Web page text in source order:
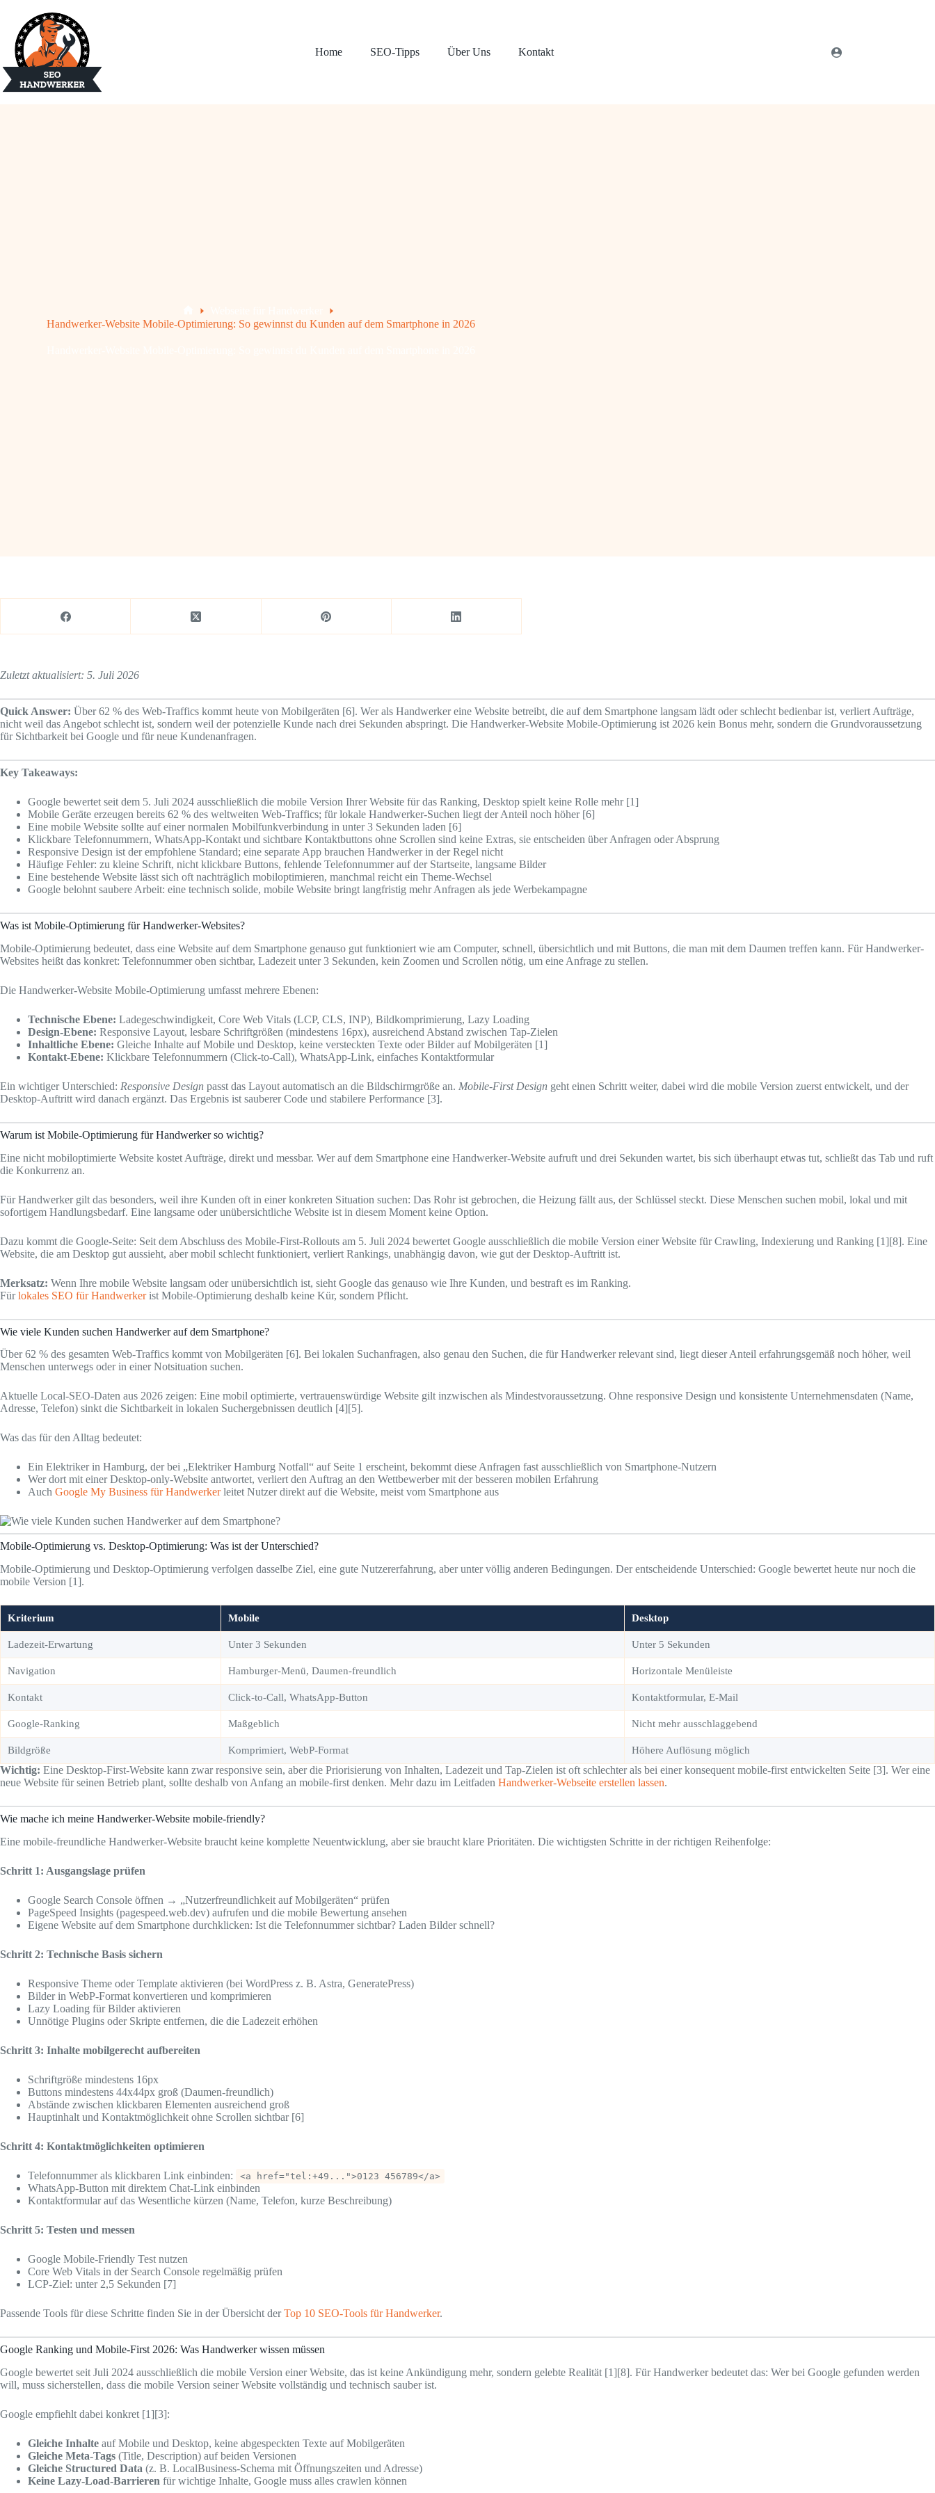
Home SEO-Tipps Über Uns Kontakt
Handwerker-Website Mobile-Optimierung: So gewinnst du Kunden auf dem Smartphone in 2026
Zuletzt aktualisiert: 5. Juli 2026
Quick Answer: Über 62 % des Web-Traffics kommt heute von Mobilgeräten [6]. Wer als Handwerker eine Website betreibt, die auf dem Smartphone langsam lädt oder schlecht bedienbar ist, verliert Aufträge,
nicht weil das Angebot schlecht ist, sondern weil der potenzielle Kunde nach drei Sekunden abspringt. Die Handwerker-Website Mobile-Optimierung ist 2026 kein Bonus mehr, sondern die Grundvoraussetzung
für Sichtbarkeit bei Google und für neue Kundenanfragen.
Key Takeaways:
Google bewertet seit dem 5. Juli 2024 ausschließlich die mobile Version Ihrer Website für das Ranking, Desktop spielt keine Rolle mehr [1]
Mobile Geräte erzeugen bereits 62 % des weltweiten Web-Traffics; für lokale Handwerker-Suchen liegt der Anteil noch höher [6]
Eine mobile Website sollte auf einer normalen Mobilfunkverbindung in unter 3 Sekunden laden [6]
Klickbare Telefonnummern, WhatsApp-Kontakt und sichtbare Kontaktbuttons ohne Scrollen sind keine Extras, sie entscheiden über Anfragen oder Absprung
Responsive Design ist der empfohlene Standard; eine separate App brauchen Handwerker in der Regel nicht
Häufige Fehler: zu kleine Schrift, nicht klickbare Buttons, fehlende Telefonnummer auf der Startseite, langsame Bilder
Eine bestehende Website lässt sich oft nachträglich mobiloptimieren, manchmal reicht ein Theme-Wechsel
Google belohnt saubere Arbeit: eine technisch solide, mobile Website bringt langfristig mehr Anfragen als jede Werbekampagne
Was ist Mobile-Optimierung für Handwerker-Websites?
Mobile-Optimierung bedeutet, dass eine Website auf dem Smartphone genauso gut funktioniert wie am Computer, schnell, übersichtlich und mit Buttons, die man mit dem Daumen treffen kann. Für Handwerker-
Websites heißt das konkret: Telefonnummer oben sichtbar, Ladezeit unter 3 Sekunden, kein Zoomen und Scrollen nötig, um eine Anfrage zu stellen.
Die Handwerker-Website Mobile-Optimierung umfasst mehrere Ebenen:
Technische Ebene: Ladegeschwindigkeit, Core Web Vitals (LCP, CLS, INP), Bildkomprimierung, Lazy Loading
Design-Ebene: Responsive Layout, lesbare Schriftgrößen (mindestens 16px), ausreichend Abstand zwischen Tap-Zielen
Inhaltliche Ebene: Gleiche Inhalte auf Mobile und Desktop, keine versteckten Texte oder Bilder auf Mobilgeräten [1]
Kontakt-Ebene: Klickbare Telefonnummern (Click-to-Call), WhatsApp-Link, einfaches Kontaktformular
Ein wichtiger Unterschied: Responsive Design passt das Layout automatisch an die Bildschirmgröße an. Mobile-First Design geht einen Schritt weiter, dabei wird die mobile Version zuerst entwickelt, und der
Desktop-Auftritt wird danach ergänzt. Das Ergebnis ist sauberer Code und stabilere Performance [3].
Warum ist Mobile-Optimierung für Handwerker so wichtig?
Eine nicht mobiloptimierte Website kostet Aufträge, direkt und messbar. Wer auf dem Smartphone eine Handwerker-Website aufruft und drei Sekunden wartet, bis sich überhaupt etwas tut, schließt das Tab und ruft
die Konkurrenz an.
Für Handwerker gilt das besonders, weil ihre Kunden oft in einer konkreten Situation suchen: Das Rohr ist gebrochen, die Heizung fällt aus, der Schlüssel steckt. Diese Menschen suchen mobil, lokal und mit
sofortigem Handlungsbedarf. Eine langsame oder unübersichtliche Website ist in diesem Moment keine Option.
Dazu kommt die Google-Seite: Seit dem Abschluss des Mobile-First-Rollouts am 5. Juli 2024 bewertet Google ausschließlich die mobile Version einer Website für Crawling, Indexierung und Ranking [1][8]. Eine
Website, die am Desktop gut aussieht, aber mobil schlecht funktioniert, verliert Rankings, unabhängig davon, wie gut der Desktop-Auftritt ist.
Merksatz: Wenn Ihre mobile Website langsam oder unübersichtlich ist, sieht Google das genauso wie Ihre Kunden, und bestraft es im Ranking.
Fürlokales SEO für Handwerkerist Mobile-Optimierung deshalb keine Kür, sondern Pflicht.
Wie viele Kunden suchen Handwerker auf dem Smartphone?
Über 62 % des gesamten Web-Traffics kommt von Mobilgeräten [6]. Bei lokalen Suchanfragen, also genau den Suchen, die für Handwerker relevant sind, liegt dieser Anteil erfahrungsgemäß noch höher, weil
Menschen unterwegs oder in einer Notsituation suchen.
Aktuelle Local-SEO-Daten aus 2026 zeigen: Eine mobil optimierte, vertrauenswürdige Website gilt inzwischen als Mindestvoraussetzung. Ohne responsive Design und konsistente Unternehmensdaten (Name,
Adresse, Telefon) sinkt die Sichtbarkeit in lokalen Suchergebnissen deutlich [4][5].
Was das für den Alltag bedeutet:
Ein Elektriker in Hamburg, der bei „Elektriker Hamburg Notfall“ auf Seite 1 erscheint, bekommt diese Anfragen fast ausschließlich von Smartphone-Nutzern
Wer dort mit einer Desktop-only-Website antwortet, verliert den Auftrag an den Wettbewerber mit der besseren mobilen Erfahrung
Auch Google My Business für Handwerkerleitet Nutzer direkt auf die Website, meist vom Smartphone aus
Mobile-Optimierung vs. Desktop-Optimierung: Was ist der Unterschied?
Mobile-Optimierung und Desktop-Optimierung verfolgen dasselbe Ziel, eine gute Nutzererfahrung, aber unter völlig anderen Bedingungen. Der entscheidende Unterschied: Google bewertet heute nur noch die
mobile Version [1].
Kriterium Mobile Desktop
Ladezeit-Erwartung Unter 3 Sekunden Unter 5 Sekunden
Navigation Hamburger-Menü, Daumen-freundlich Horizontale Menüleiste
Kontakt Click-to-Call, WhatsApp-Button Kontaktformular, E-Mail
Google-Ranking Maßgeblich Nicht mehr ausschlaggebend
Bildgröße Komprimiert, WebP-Format Höhere Auflösung möglich
Wichtig: Eine Desktop-First-Website kann zwar responsive sein, aber die Priorisierung von Inhalten, Ladezeit und Tap-Zielen ist oft schlechter als bei einer konsequent mobile-first entwickelten Seite [3]. Wer eine
neue Website für seinen Betrieb plant, sollte deshalb von Anfang an mobile-first denken. Mehr dazu im Leitfaden Handwerker-Webseite erstellen lassen.
Wie mache ich meine Handwerker-Website mobile-friendly?
Eine mobile-freundliche Handwerker-Website braucht keine komplette Neuentwicklung, aber sie braucht klare Prioritäten. Die wichtigsten Schritte in der richtigen Reihenfolge:
Schritt 1: Ausgangslage prüfen
Google Search Console öffnen → „Nutzerfreundlichkeit auf Mobilgeräten“ prüfen
PageSpeed Insights (pagespeed.web.dev) aufrufen und die mobile Bewertung ansehen
Eigene Website auf dem Smartphone durchklicken: Ist die Telefonnummer sichtbar? Laden Bilder schnell?
Schritt 2: Technische Basis sichern
Responsive Theme oder Template aktivieren (bei WordPress z. B. Astra, GeneratePress)
Bilder in WebP-Format konvertieren und komprimieren
Lazy Loading für Bilder aktivieren
Unnötige Plugins oder Skripte entfernen, die die Ladezeit erhöhen
Schritt 3: Inhalte mobilgerecht aufbereiten
Schriftgröße mindestens 16px
Buttons mindestens 44x44px groß (Daumen-freundlich)
Abstände zwischen klickbaren Elementen ausreichend groß
Hauptinhalt und Kontaktmöglichkeit ohne Scrollen sichtbar [6]
Schritt 4: Kontaktmöglichkeiten optimieren
Telefonnummer als klickbaren Link einbinden: <a href="tel:+49...">0123 456789</a>
WhatsApp-Button mit direktem Chat-Link einbinden
Kontaktformular auf das Wesentliche kürzen (Name, Telefon, kurze Beschreibung)
Schritt 5: Testen und messen
Google Mobile-Friendly Test nutzen
Core Web Vitals in der Search Console regelmäßig prüfen
LCP-Ziel: unter 2,5 Sekunden [7]
Passende Tools für diese Schritte finden Sie in der Übersicht derTop 10 SEO-Tools für Handwerker.
Google Ranking und Mobile-First 2026: Was Handwerker wissen müssen
Google bewertet seit Juli 2024 ausschließlich die mobile Version einer Website, das ist keine Ankündigung mehr, sondern gelebte Realität [1][8]. Für Handwerker bedeutet das: Wer bei Google gefunden werden
will, muss sicherstellen, dass die mobile Version seiner Website vollständig und technisch sauber ist.
Google empfiehlt dabei konkret [1][3]:
Gleiche Inhalte auf Mobile und Desktop, keine abgespeckten Texte auf Mobilgeräten
Gleiche Meta-Tags (Title, Description) auf beiden Versionen
Gleiche Structured Data (z. B. LocalBusiness-Schema mit Öffnungszeiten und Adresse)
Keine Lazy-Load-Barrieren für wichtige Inhalte, Google muss alles crawlen können